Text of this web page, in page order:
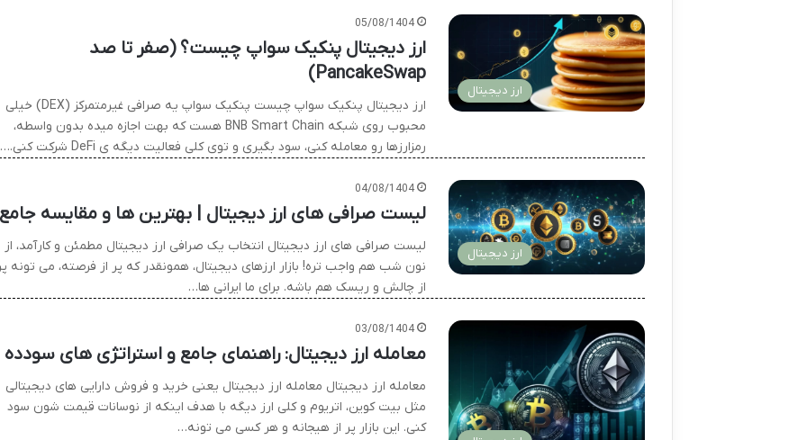
ارز دیجیتال
05/08/1404
ارز دیجیتال پنکیک سواپ چیست؟ (صفر تا صد
PancakeSwap)
ارز دیجیتال پنکیک سواپ چیست پنکیک سواپ یه صرافی غیرمتمرکز (DEX) خیلی
محبوب روی شبکه BNB Smart Chain هست که بهت اجازه میده بدون واسطه،
رمزارزها رو معامله کنی، سود بگیری و توی کلی فعالیت دیگه ی DeFi شرکت کنی.…
ارز دیجیتال
04/08/1404
لیست صرافی های ارز دیجیتال | بهترین ها و مقایسه
لیست صرافی های ارز دیجیتال انتخاب یک صرافی ارز دیجیتال مطمئن و کارآمد، از
نون شب هم واجب تره! بازار ارزهای دیجیتال، همونقدر که پر از فرصته، می تونه
از چالش و ریسک هم باشه. برای ما ایرانی ها…
03/08/1404
معامله ارز دیجیتال: راهنمای جامع و استراتژی های سودده
معامله ارز دیجیتال معامله ارز دیجیتال یعنی خرید و فروش دارایی های دیجیتالی
مثل بیت کوین، اتریوم و کلی ارز دیگه با هدف اینکه از نوسانات قیمت شون سود
کنی. این بازار پر از هیجانه و هر کسی می تونه…